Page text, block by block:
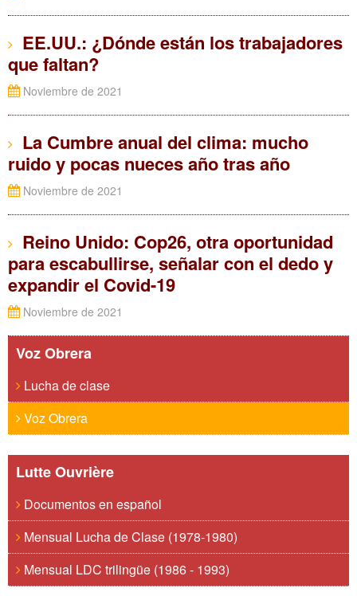
EE.UU.: ¿Dónde están los trabajadores
que faltan?
Noviembre de 2021
La Cumbre anual del clima: mucho
ruido y pocas nueces año tras año
Noviembre de 2021
Reino Unido: Cop26, otra oportunidad
para escabullirse, señalar con el dedo y
expandir el Covid-19
Noviembre de 2021
Voz Obrera
Lucha de clase
Voz Obrera
Lutte Ouvrière
Documentos en español
Mensual Lucha de Clase (1978-1980)
Mensual LDC trilingüe (1986 - 1993)